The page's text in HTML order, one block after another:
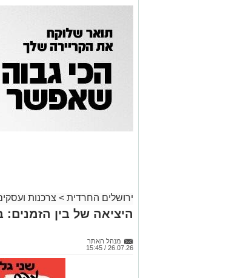
ירושלים החרדית > צרכנות
היציאה של בין הזמנים:
מנהל האתר
26.07.26 / 15:45